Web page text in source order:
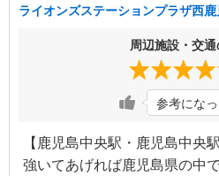
ライオンズステーションプラザ西鹿
周辺施設・交
参考にな
【鹿児島中央駅・鹿児島中央
強いてあげれば鹿児島県の中